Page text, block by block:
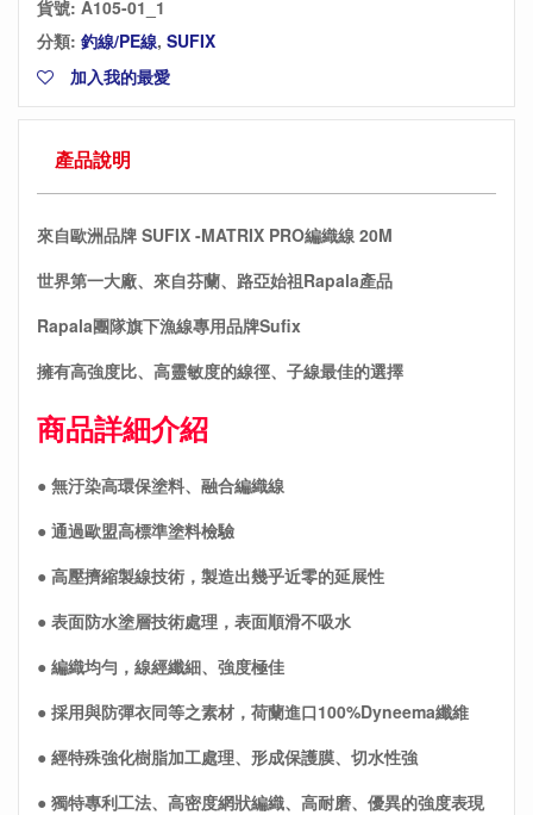
貨號: A105-01_1
分類: 釣線/PE線, SUFIX
加入我的最愛
產品說明
來自歐洲品牌 SUFIX -MATRIX PRO編織線 20M
世界第一大廠、來自芬蘭、路亞始祖Rapala產品
Rapala團隊旗下漁線專用品牌Sufix
擁有高強度比、高靈敏度的線徑、子線最佳的選擇
商品詳細介紹
● 無汙染高環保塗料、融合編織線
● 通過歐盟高標準塗料檢驗
● 高壓擠縮製線技術，製造出幾乎近零的延展性
● 表面防水塗層技術處理，表面順滑不吸水
● 編織均勻，線經纖細、強度極佳
● 採用與防彈衣同等之素材，荷蘭進口100%Dyneema纖維
● 經特殊強化樹脂加工處理、形成保護膜、切水性強
● 獨特專利工法、高密度網狀編織、高耐磨、優異的強度表現